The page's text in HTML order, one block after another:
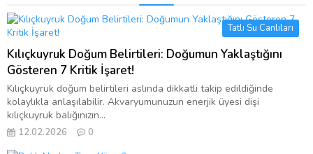
Tatlı Su Canlıları
Kılıçkuyruk Doğum Belirtileri: Doğumun Yaklaştığını
Gösteren 7 Kritik İşaret!
Kılıçkuyruk doğum belirtileri aslında dikkatli takip edildiğinde
kolaylıkla anlaşılabilir. Akvaryumunuzun enerjik üyesi dişi
kılıçkuyruk balığınızın...
12.02.2026 0